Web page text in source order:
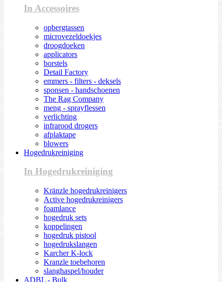
In Accessoires
opbergtassen
microvezeldoekjes
droogdoeken
applicators
borstels
Detail Factory
emmers - filters - deksels
sponsen - handschoenen
The Rag Company
meng - sprayflessen
verlichting
infrarood drogers
afplaktape
blowers
Hogedrukreiniging
In Hogedrukreiniging
Kränzle hogedrukreinigers
Active hogedrukreinigers
foamlance
hogedruk sets
koppelingen
hogedruk pistool
hogedrukslangen
Karcher K-lock
Kranzle toebehoren
slanghaspel/houder
ADBL - Bulk